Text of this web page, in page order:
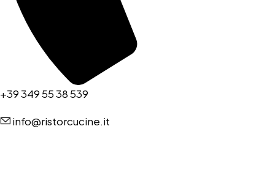
+39 349 55 38 539
info@ristorcucine.it